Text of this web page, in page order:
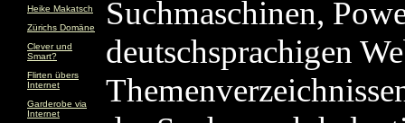
Heike Makatsch
Zürichs Domäne
Clever und
Smart?
Flirten übers
Internet
Garderobe via
Internet
Suchmaschinen,
deutschsprachigen